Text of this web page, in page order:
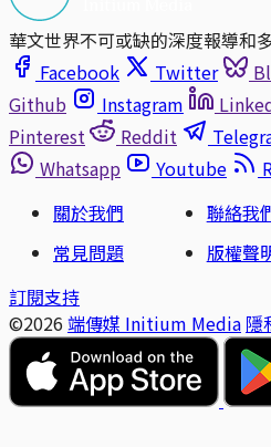
華文世界不可或缺的深度報導和
Facebook
Twitter
Github
Instagram
Pinterest
Reddit
Whatsapp
Youtube
關於我們
聯絡我
常見問題
版權聲
訂閱支持
©2026 端傳媒 Initium Media 隱